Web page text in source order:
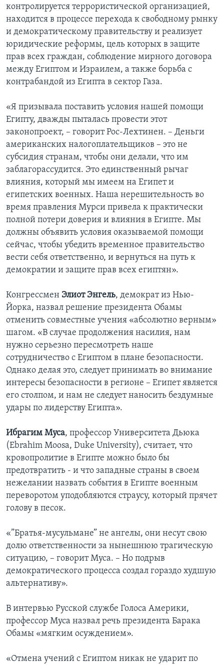
контролируется террористической организацией,
находится в процессе перехода к свободному рынку
и демократическому правительству и реализует
юридические реформы, цель которых в защите
прав всех граждан, соблюдение мирного договора
между Египтом и Израилем, а также борьба с
контрабандой из Египта в сектор Газа.
«Я призывала поставить условия нашей помощи
Египту, дважды пыталась провести этот
законопроект, – говорит Рос-Лехтинен. – Деньги
американских налогоплательщиков – это не
субсидия странам, чтобы они делали, что им
заблагорассудится. Это единственный рычаг
влияния, который мы имеем на Египет и
египетских военных. Наша нерешительность во
время правления Мурси привела к практически
полной потери доверия и влияния в Египте. Мы
должны объявить условия оказываемой помощи
сейчас, чтобы убедить временное правительство
вести себя ответственно, и вернуться на путь к
демократии и защите прав всех египтян».
Конгрессмен Элиот Энгель, демократ из Нью-
Йорка, назвал решение президента Обамы
отменить совместные учения «абсолютно верным»
шагом. «В случае продолжения насилия, нам
нужно серьезно пересмотреть наше
сотрудничество с Египтом в плане безопасности.
Однако делая это, следует принимать во внимание
интересы безопасности в регионе – Египет является
его столпом, и нам не следует наносить бездумные
удары по лидерству Египта».
Ибрагим Муса, профессор Университета Дьюка
(Ebrahim Moosa, Duke University), считает, что
кровопролитие в Египте можно было бы
предотвратить - и что западные страны в своем
нежелании назвать события в Египте военным
переворотом уподобляются страусу, который прячет
голову в песок.
«”Братья-мусульмане” не ангелы, они несут свою
долю ответственности за нынешнюю трагическую
ситуацию, – говорит Муса. – Но подрыв
демократического процесса создал гораздо худшую
альтернативу».
В интервью Русской службе Голоса Америки,
профессор Муса назвал речь президента Барака
Обамы «мягким осуждением».
«Отмена учений с Египтом никак не ударит по